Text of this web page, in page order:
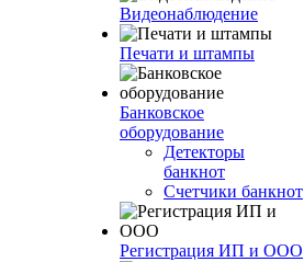
Видеонаблюдение
Печати и штампы
Банковское
оборудование
Детекторы
банкнот
Счетчики банкнот
Регистрация ИП и ООО